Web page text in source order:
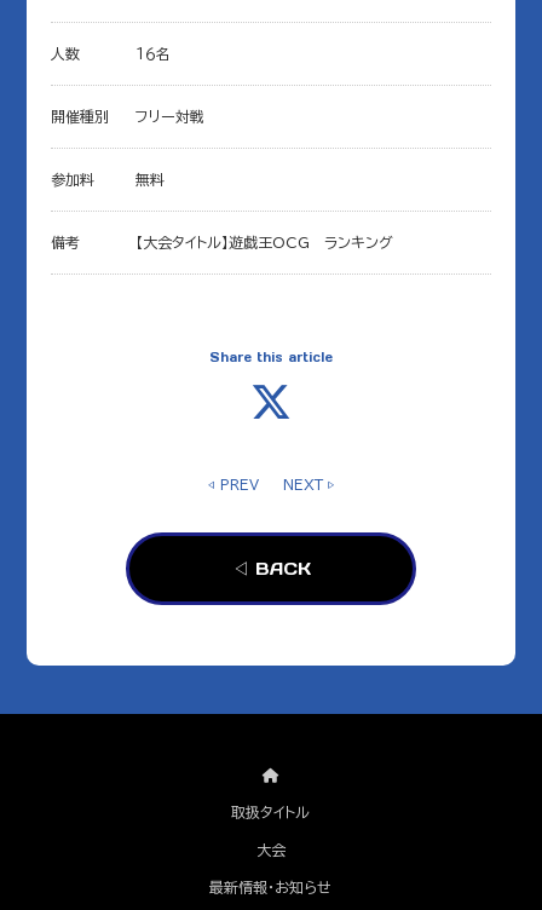
人数 １６名
開催種別 フリー対戦
参加料 無料
備考 【大会タイトル】遊戯王OCG ランキング
Share this article
◁ PREV NEXT ▷
◁ BACK
取扱タイトル
大会
最新情報・お知らせ